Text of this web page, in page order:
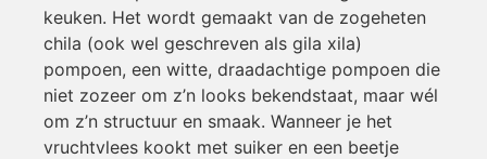
keuken. Het wordt gemaakt van de zogeheten
chila (ook wel geschreven als gila xila)
pompoen, een witte, draadachtige pompoen die
niet zozeer om z’n looks bekendstaat, maar wél
om z’n structuur en smaak. Wanneer je het
vruchtvlees kookt met suiker en een beetje